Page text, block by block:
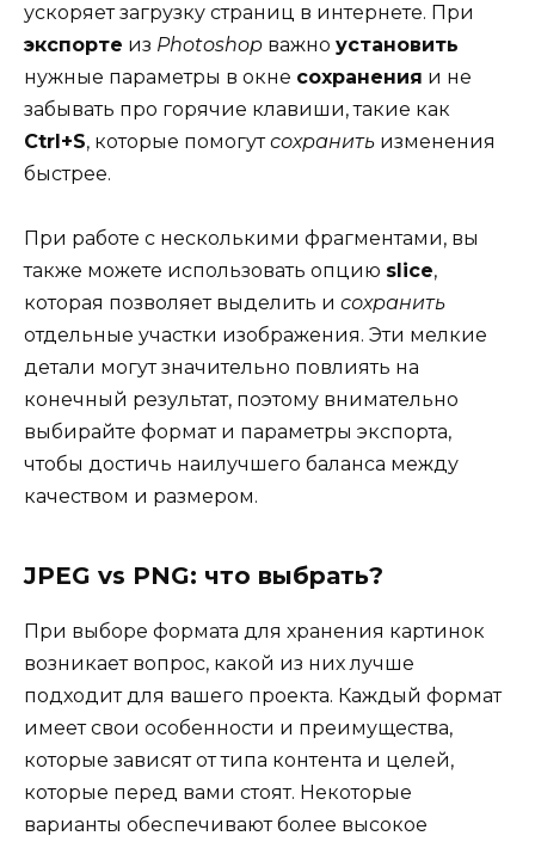
ускоряет загрузку страниц в интернете. При
экспорте из Photoshop важно установить
нужные параметры в окне сохранения и не
забывать про горячие клавиши, такие как
Ctrl+S, которые помогутсохранить изменения
быстрее.
При работе с несколькими фрагментами, вы
также можете использовать опцию slice,
которая позволяет выделить и сохранить
отдельные участки изображения. Эти мелкие
детали могут значительно повлиять на
конечный результат, поэтому внимательно
выбирайте формат и параметры экспорта,
чтобы достичь наилучшего баланса между
качеством и размером.
JPEG vs PNG: что выбрать?
При выборе формата для хранения картинок
возникает вопрос, какой из них лучше
подходит для вашего проекта. Каждый формат
имеет свои особенности и преимущества,
которые зависят от типа контента и целей,
которые перед вами стоят. Некоторые
варианты обеспечивают более высокое